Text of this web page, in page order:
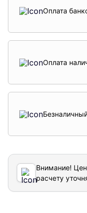
Оплата
Оплата
Внимание!
расчету